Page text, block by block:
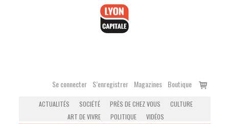
Se connecter S’enregistrer Magazines Boutique
Voir
ACTUALITÉS SOCIÉTÉ PRÈS DE CHEZ VOUS
CULTURE
ART DE VIVRE
POLITIQUE VIDÉOS